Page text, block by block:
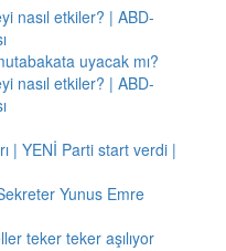
nasıl etkiler? | ABD-
uyacak mı?
nasıl etkiler? | ABD-
| YENİ Parti start verdi |
Yunus Emre
teker teker aşılıyor